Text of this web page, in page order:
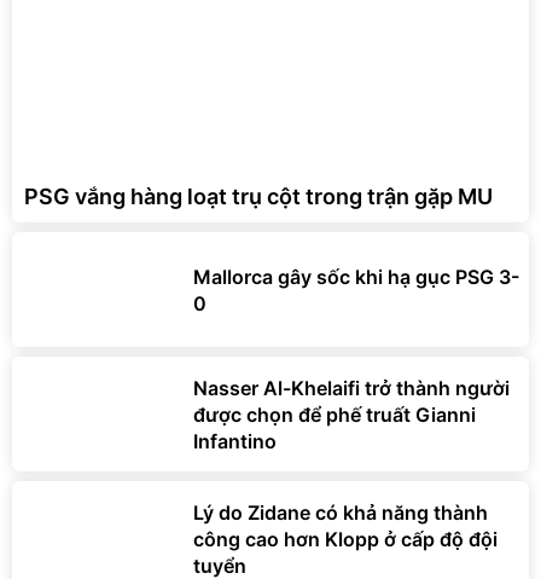
PSG vắng hàng loạt trụ cột trong trận gặp MU
Mallorca gây sốc khi hạ gục PSG 3-
0
Nasser Al-Khelaifi trở thành người
được chọn để phế truất Gianni
Infantino
Lý do Zidane có khả năng thành
công cao hơn Klopp ở cấp độ đội
tuyển